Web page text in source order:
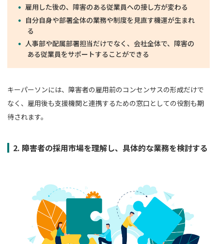
雇用した後の、障害のある従業員への接し方が変わる
自分自身や部署全体の業務や制度を見直す機運が生まれ
る
人事部や配属部署担当だけでなく、会社全体で、障害の
ある従業員をサポートすることができる
キーパーソンには、障害者の雇用前のコンセンサスの形成だけで
なく、雇用後も支援機関と連携するための窓口としての役割も期
待されます。
2. 障害者の採用市場を理解し、具体的な業務を検討する